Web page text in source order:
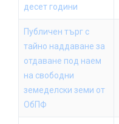
десет години
Публичен търг с
тайно наддаване за
отдаване под наем
на свободни
земеделски земи от
ОбПФ